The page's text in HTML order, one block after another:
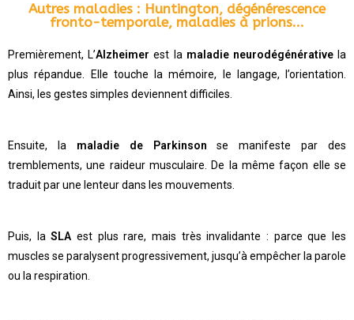
Autres maladies : Huntington, dégénérescence
fronto-temporale, maladies à prions...​
Premièrement, L’Alzheimer est la maladie neurodégénérativela
plus répandue. Elle touche la mémoire, le langage, l’orientation.
Ainsi, les gestes simples deviennent difficiles.
Ensuite, la maladie de Parkinson se manifeste par des
tremblements, une raideur musculaire. De la même façon elle se
traduit par une lenteur dans les mouvements.
Puis, laSLA est plus rare, mais très invalidante : parce que les
muscles se paralysent progressivement, jusqu’à empêcher la parole
ou la respiration.